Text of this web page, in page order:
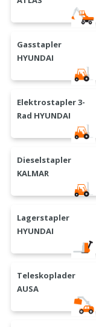
Gasstapler
HYUNDAI
Elektrostapler 3-
Rad HYUNDAI
Dieselstapler
KALMAR
Lagerstapler
HYUNDAI
Teleskoplader
AUSA